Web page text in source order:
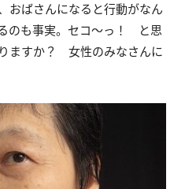
おばさんになると行動がなん
のも事実。セコ～っ！ と思
ますか？ 女性のみなさんに